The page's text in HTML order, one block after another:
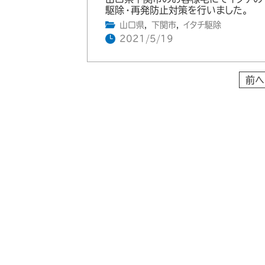
駆除・再発防止対策を行いました。
山口県, 下関市,
イタチ駆除
2021/5/19
前へ